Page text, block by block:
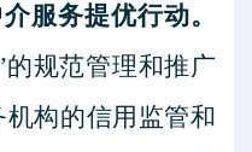
服务提优行动。
的规范管理和推广
构的信用监管和